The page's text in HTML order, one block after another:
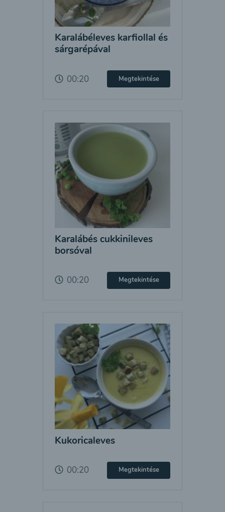
Karalábéleves karfiollal és
sárgarépával
00:20 Megtekintése
Karalábés cukkinileves
borsóval
00:20 Megtekintése
Kukoricaleves
00:20 Megtekintése